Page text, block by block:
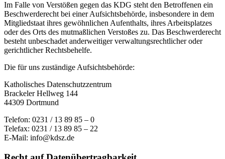
Im Falle von Verstößen gegen das KDG steht den Betroffenen ein
Beschwerderecht bei einer Aufsichtsbehörde, insbesondere in dem
Mitgliedstaat ihres gewöhnlichen Aufenthalts, ihres Arbeitsplatzes
oder des Orts des mutmaßlichen Verstoßes zu. Das Beschwerderecht
besteht unbeschadet anderweitiger verwaltungsrechtlicher oder
gerichtlicher Rechtsbehelfe.
Die für uns zuständige Aufsichtsbehörde:
Katholisches Datenschutzzentrum
Brackeler Hellweg 144
44309 Dortmund
Telefon: 0231 / 13 89 85 – 0
Telefax: 0231 / 13 89 85 – 22
E-Mail: info@kdsz.de